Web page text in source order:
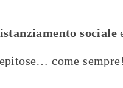
sociale
come